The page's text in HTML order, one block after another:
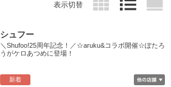
表示切替
新着
シュフー
＼Shufoo!25周年記念！／☆aruku&コラボ開催☆ぽたろ
うがケロあつめに登場！